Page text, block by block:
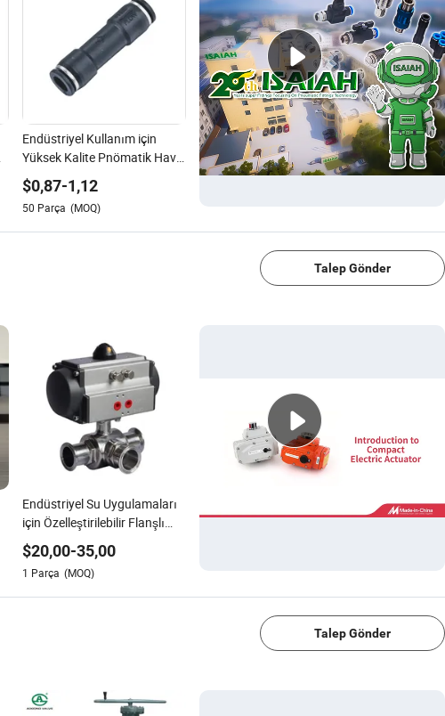
Endüstriyel Kullanım için
Yüksek Kalite Pnömatik Hava
Kontrol Vanası
$0,87-1,12
50 Parça (MOQ)
Talep Gönder
Endüstriyel Su Uygulamaları
için Özelleştirilebilir Flanşlı
Küresel Vana
$20,00-35,00
1 Parça (MOQ)
Talep Gönder